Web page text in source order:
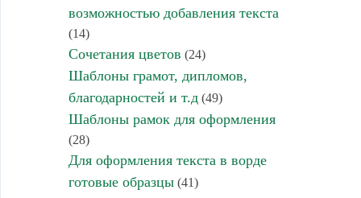
возможностью добавления текста
(14)
Сочетания цветов (24)
Шаблоны грамот, дипломов,
благодарностей и т.д(49)
Шаблоны рамок для оформления
(28)
Для оформления текста в ворде
готовые образцы(41)